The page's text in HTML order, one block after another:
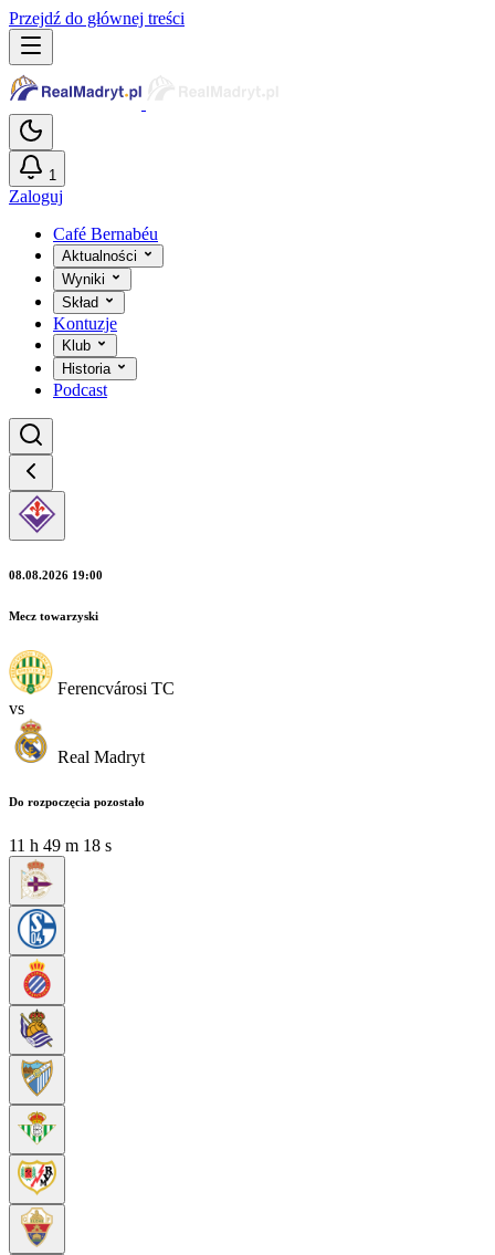
Przejdź do głównej treści
1
Zaloguj
Café Bernabéu
Aktualności
Wyniki
Skład
Kontuzje
Klub
Historia
Podcast
08.08.2026 19:00
Mecz towarzyski
Ferencvárosi TC
vs
Real Madryt
Do rozpoczęcia pozostało
11 h 49 m 16 s